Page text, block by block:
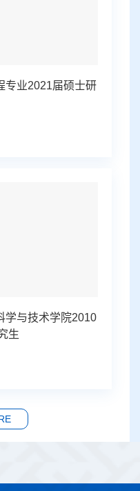
专业2021届硕士研
学与技术学院2010
生